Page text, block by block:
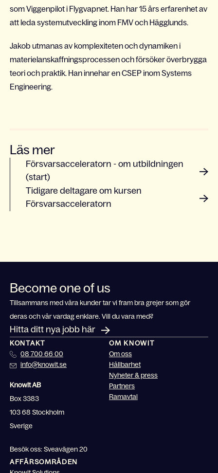
som Viggenpilot i Flygvapnet. Han har 15 års erfarenhet av
att leda systemutveckling inom FMV och Hägglunds.
Jakob utmanas av komplexiteten och dynamiken i
materielanskaffningsprocessen och försöker överbrygga
teori och praktik. Han innehar en CSEP inom Systems
Engineering.
Läs mer
Försvarsacceleratorn - om utbildningen
(start)
Tidigare deltagare om kursen
Försvarsacceleratorn
Become one of us
Tillsammans med våra kunder tar vi fram bra grejer som gör
deras och vår vardag enklare. Vill du vara med?
Hitta ditt nya jobb här
KONTAKT
08 700 66 00
info@knowit.se
Knowit AB
Box 3383
103 68 Stockholm
Sverige
Besök oss: Sveavägen 20
OM KNOWIT
Om oss
Hållbarhet
Nyheter & press
Partners
Ramavtal
AFFÄRSOMRÅDEN